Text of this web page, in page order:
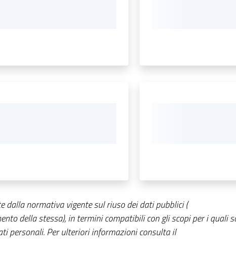
normativa vigente sul riuso dei dati pubblici (
della stessa), in termini compatibili con gli scopi per i quali
personali. Per ulteriori informazioni consulta il